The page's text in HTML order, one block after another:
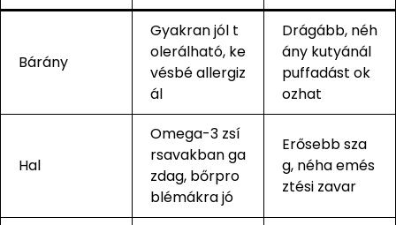
Bárány
Gyakran jól t
olerálható, ke
vésbé allergiz
ál
Drágább, néh
ány kutyánál
puffadást ok
ozhat
Hal
Omega-3 zsí
rsavakban ga
zdag, bőrpro
blémákra jó
Erősebb sza
g, néha emés
ztési zavar